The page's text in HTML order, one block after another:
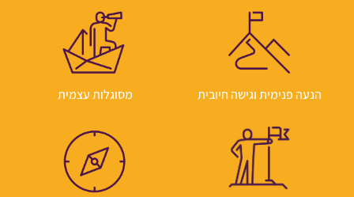
הנעה פנימית וגישה חיובית מסוגלות עצמית